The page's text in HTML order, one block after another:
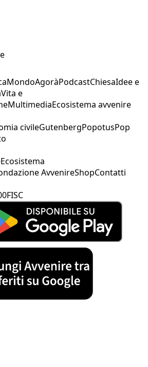
MondoAgoràPodcastChiesaIdee e
Vita e
MultimediaEcosistema avvenire
civileGutenbergPopotusPop
Ecosistema
AvvenireShopContatti
FISC